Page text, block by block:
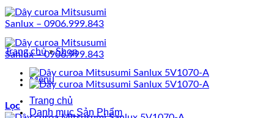
Menu
Trang chủ
Danh mục Sản Phẩm
Trang chủ » Shop
Lọc